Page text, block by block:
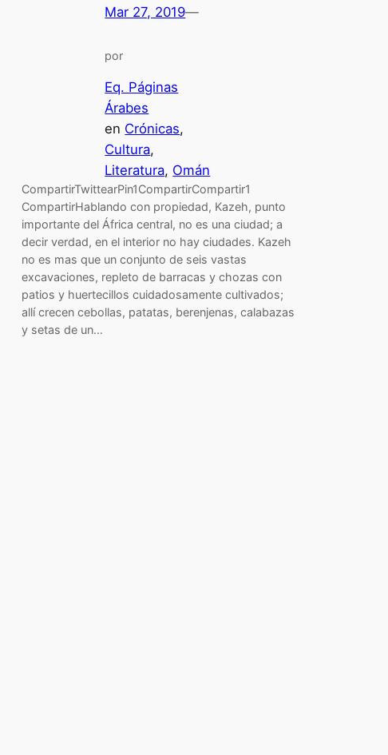
Mar 27, 2019—
por
Eq. Páginas
Árabes
en Crónicas
Cultura
Literatura, Omán
CompartirTwittearPin1CompartirCompartir1
CompartirHablando con propiedad, Kazeh, punto
importante del África central, no es una ciudad; a
decir verdad, en el interior no hay ciudades. Kazeh
no es mas que un conjunto de seis vastas
excavaciones, repleto de barracas y chozas con
patios y huertecillos cuidadosamente cultivados;
allí crecen cebollas, patatas, berenjenas, calabazas
y setas de un…